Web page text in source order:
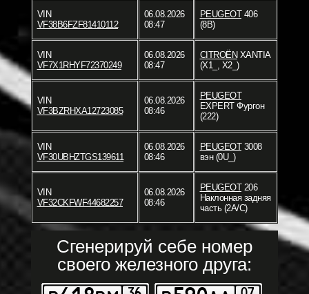
VIN
VF38B6FZF81410112
06.08.2026
08:47
PEUGEOT406
(8B)
VIN
VF7X1RHYF72370249
06.08.2026
08:47
CITROËN XANTIA
(X1_, X2_)
VIN
VF3BZRHXA12723085
06.08.2026
08:46
PEUGEOT
EXPERT Фургон
(222)
VIN
VF30UBHZTGS139611
06.08.2026
08:46
PEUGEOT3008
вэн (0U_)
VIN
VF32CKFWF44682257
06.08.2026
08:46
PEUGEOT206
Наклонная задняя
часть (2A/C)
Сгенерируй себе номер
своего железного друга: